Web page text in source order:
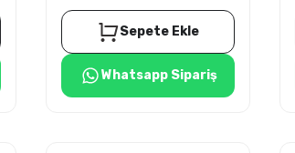
Sepete Ekle
Whatsapp Sipariş